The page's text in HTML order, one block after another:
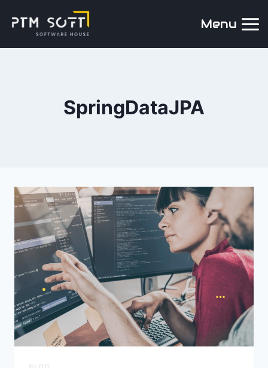
Menu
SpringDataJPA